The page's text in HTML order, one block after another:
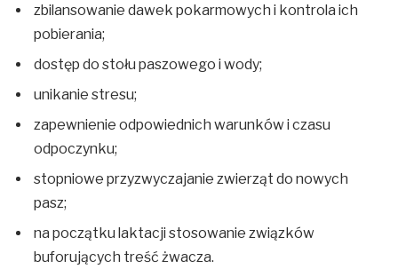
zbilansowanie dawek pokarmowych i kontrola ich
pobierania;
dostęp do stołu paszowego i wody;
unikanie stresu;
zapewnienie odpowiednich warunków i czasu
odpoczynku;
stopniowe przyzwyczajanie zwierząt do nowych
pasz;
na początku laktacji stosowanie związków
buforujących treść żwacza.